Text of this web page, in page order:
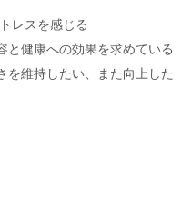
レスを感じる
と健康への効果を求めている
を維持したい、また向上した